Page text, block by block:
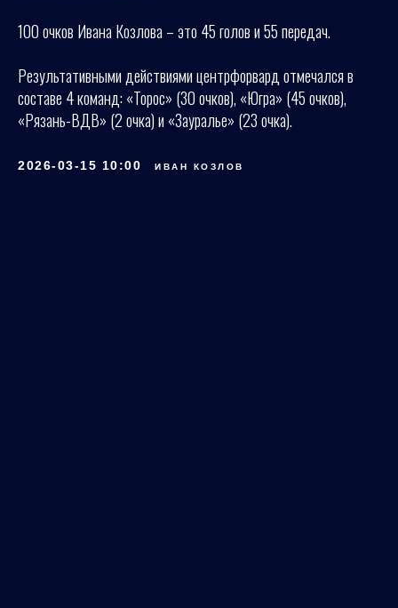
100 очков Ивана Козлова – это 45 голов и 55 передач.
Результативными действиями центрфорвард отмечался в
составе 4 команд: «Торос» (30 очков), «Югра» (45 очков),
«Рязань-ВДВ» (2 очка) и «Зауралье» (23 очка).
2026-03-15 10:00 ИВАН КОЗЛОВ